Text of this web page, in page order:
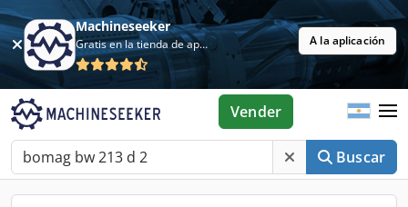
Machineseeker
Gratis en la tienda de aplicaciones A la aplicación
Buscar
Vender